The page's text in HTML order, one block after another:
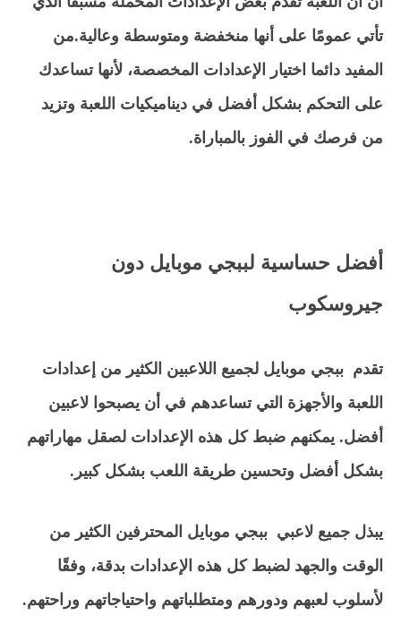
تأتي عمومًا على أنها منخفضة ومتوسطة وعالية.من
المفيد دائما اختيار الإعدادات المخصصة، لأنها تساعدك
على التحكم بشكل أفضل في ديناميكيات اللعبة وتزيد
من فرصك في الفوز بالمباراة.
أفضل حساسية لببجي موبايل دون
جيروسكوب
تقدم ببجي موبايل لجميع اللاعبين الكثير من إعدادات
اللعبة والأجهزة التي تساعدهم في أن يصبحوا لاعبين
أفضل. يمكنهم ضبط كل هذه الإعدادات لصقل مهاراتهم
بشكل أفضل وتحسين طريقة اللعب بشكل كبير.
يبذل جميع لاعبي ببجي موبايل المحترفين الكثير من
الوقت والجهد لضبط كل هذه الإعدادات بدقة، وفقًا
لأسلوب لعبهم ودورهم ومتطلباتهم واحتياجاتهم وراحتهم.